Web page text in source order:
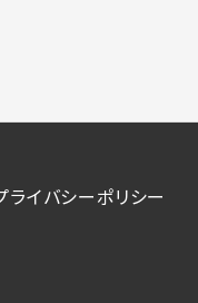
ライバシーポリシー